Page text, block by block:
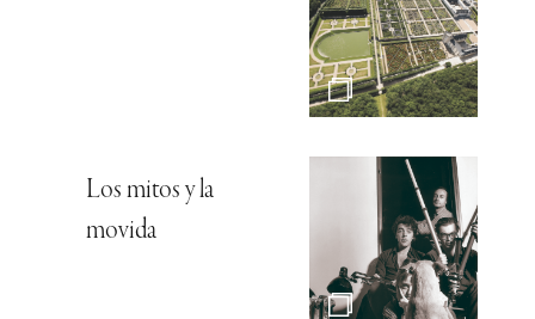
Los mitos y la
movida